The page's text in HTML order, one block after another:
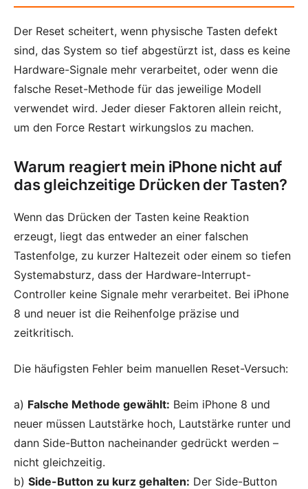
Der Reset scheitert, wenn physische Tasten defekt
sind, das System so tief abgestürzt ist, dass es keine
Hardware-Signale mehr verarbeitet, oder wenn die
falsche Reset-Methode für das jeweilige Modell
verwendet wird. Jeder dieser Faktoren allein reicht,
um den Force Restart wirkungslos zu machen.
Warum reagiert mein iPhone nicht auf
das gleichzeitige Drücken der Tasten?
Wenn das Drücken der Tasten keine Reaktion
erzeugt, liegt das entweder an einer falschen
Tastenfolge, zu kurzer Haltezeit oder einem so tiefen
Systemabsturz, dass der Hardware-Interrupt-
Controller keine Signale mehr verarbeitet. Bei iPhone
8 und neuer ist die Reihenfolge präzise und
zeitkritisch.
Die häufigsten Fehler beim manuellen Reset-Versuch:
a) Falsche Methode gewählt: Beim iPhone 8 und
neuer müssen Lautstärke hoch, Lautstärke runter und
dann Side-Button nacheinander gedrückt werden –
nicht gleichzeitig.
b) Side-Button zu kurz gehalten: Der Side-Button